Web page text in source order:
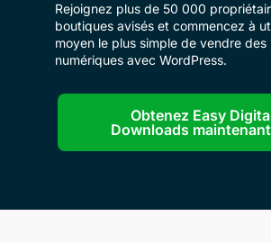
Rejoignez plus de 50 000
boutiques avisés et commencez à
moyen le plus simple de vendre
numériques avec WordPress.
Obtenez Easy
Downloads maintenant